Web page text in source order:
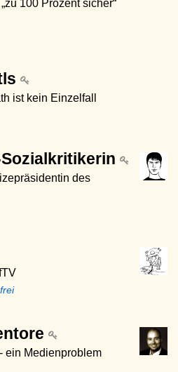
100 Prozent sicher“
ist kein Einzelfall
des
ein Medienproblem